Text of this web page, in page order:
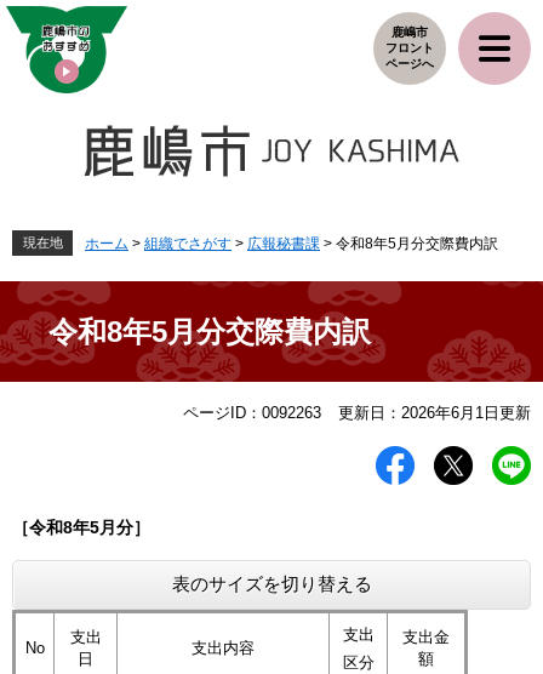
ペ
メ
鹿嶋市
フロント
ページへ
現在地 ホーム > 組織でさがす > 広報秘書課 > 令和8年5月分交際費内訳
令和8年5月分交際費内訳
ページID：0092263 更新日：2026年6月1日更新
［令和8年5月分］
表のサイズを切り替える
No
支出
日
支出内容
支出
区分
支出金
額